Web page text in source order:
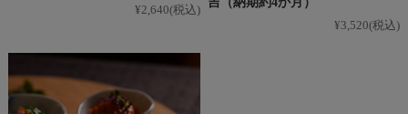
¥2,640(税込)
¥3,520(税込)